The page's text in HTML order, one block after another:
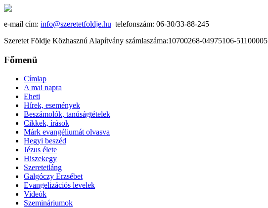
e-mail cím: info@szeretetfoldje.hu telefonszám: 06-30/33-88-245
Szeretet Földje Közhasznú Alapítvány számlaszáma:10700268-04975106-51100005
Főmenü
Címlap
A mai napra
Eheti
Hírek, események
Beszámolók, tanúságtételek
Cikkek, írások
Márk evangéliumát olvasva
Hegyi beszéd
Jézus élete
Hiszekegy
Szeretetláng
Galgóczy Erzsébet
Evangelizációs levelek
Videók
Szemináriumok